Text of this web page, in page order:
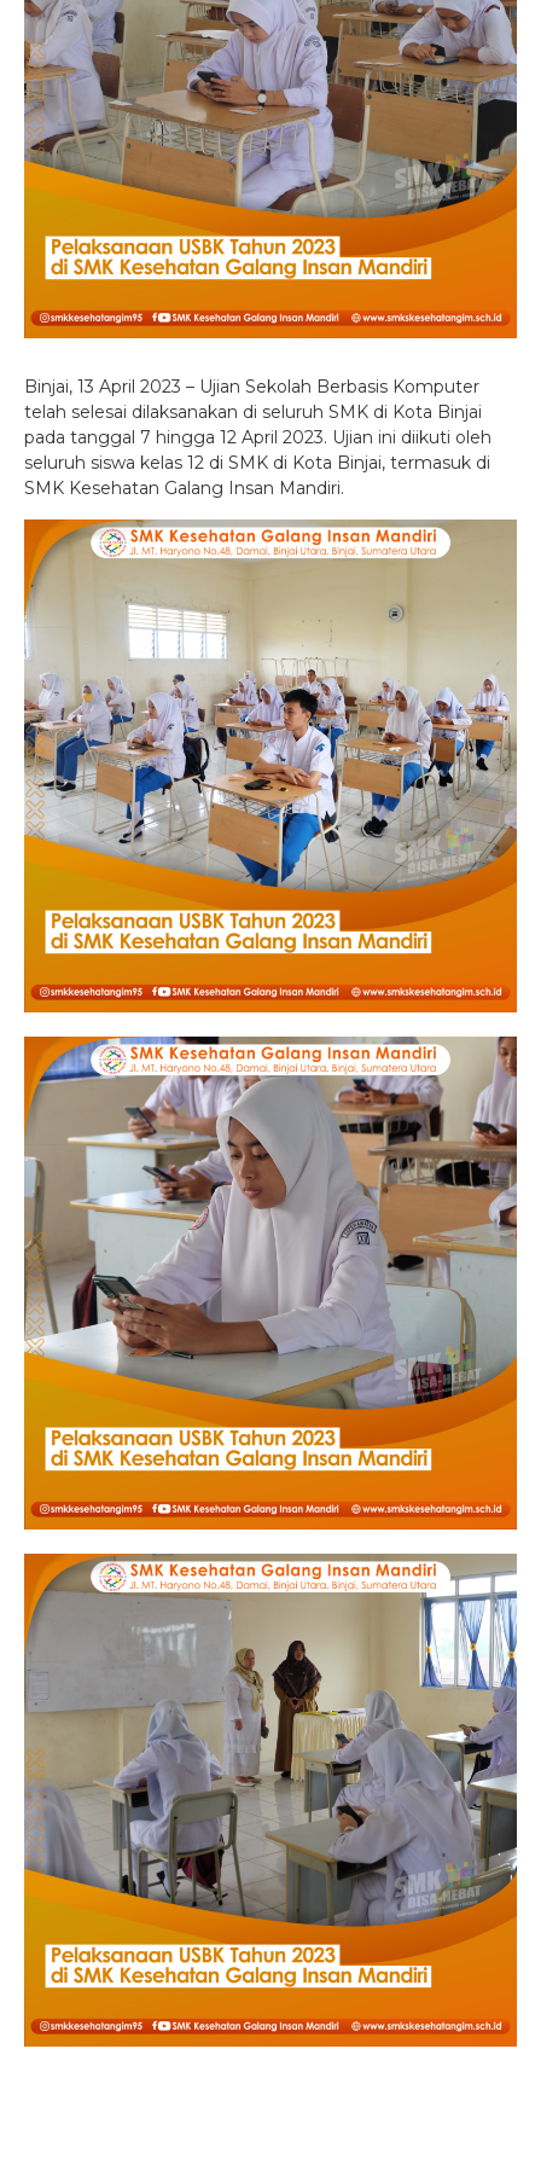
Binjai, 13 April 2023 – Ujian Sekolah Berbasis Komputer
telah selesai dilaksanakan di seluruh SMK di Kota Binjai
pada tanggal 7 hingga 12 April 2023. Ujian ini diikuti oleh
seluruh siswa kelas 12 di SMK di Kota Binjai, termasuk di
SMK Kesehatan Galang Insan Mandiri.